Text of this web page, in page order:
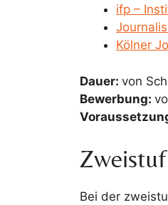
ifp –
Kölner
Dauer: von
Bewerbung:
Bei der